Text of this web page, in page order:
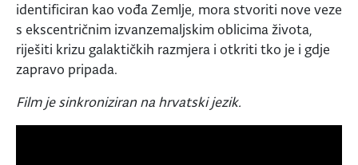
identificiran kao vođa Zemlje, mora stvoriti nove veze
s ekscentričnim izvanzemaljskim oblicima života,
riješiti krizu galaktičkih razmjera i otkriti tko je i gdje
zapravo pripada.
Film je sinkroniziran na hrvatski jezik.